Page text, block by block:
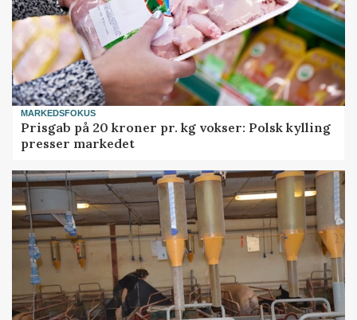
MARKEDSFOKUS
Prisgab på 20 kroner pr. kg vokser: Polsk kylling
presser markedet